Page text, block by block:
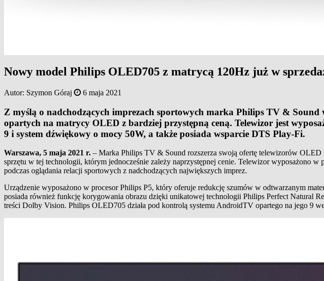
Nowy model Philips OLED705 z matrycą 120Hz już w
Autor: Szymon Góraj 6 maja 2021
Z myślą o nadchodzących imprezach sportowych marka Philips TV &
opartych na matrycy OLED z bardziej przystępną ceną. Telewizor jest
9 i system dźwiękowy o mocy 50W, a także posiada wsparcie DTS Play-Fi.
Warszawa, 5 maja 2021 r. – Marka Philips TV & Sound rozszerza swoją ofertę telewizorów
sprzętu w tej technologii, którym jednocześnie zależy naprzystępnej cenie. Telewizor wyposażono
podczas oglądania relacji sportowych z nadchodzących największych imprez.
Urządzenie wyposażono w procesor Philips P5, który oferuje redukcję szumów w odtwarzanym
posiada również funkcję korygowania obrazu dzięki unikatowej technologii Philips Perfect Natural
treści Dolby Vision. Philips OLED705 działa pod kontrolą systemu AndroidTV opartego na jego 9